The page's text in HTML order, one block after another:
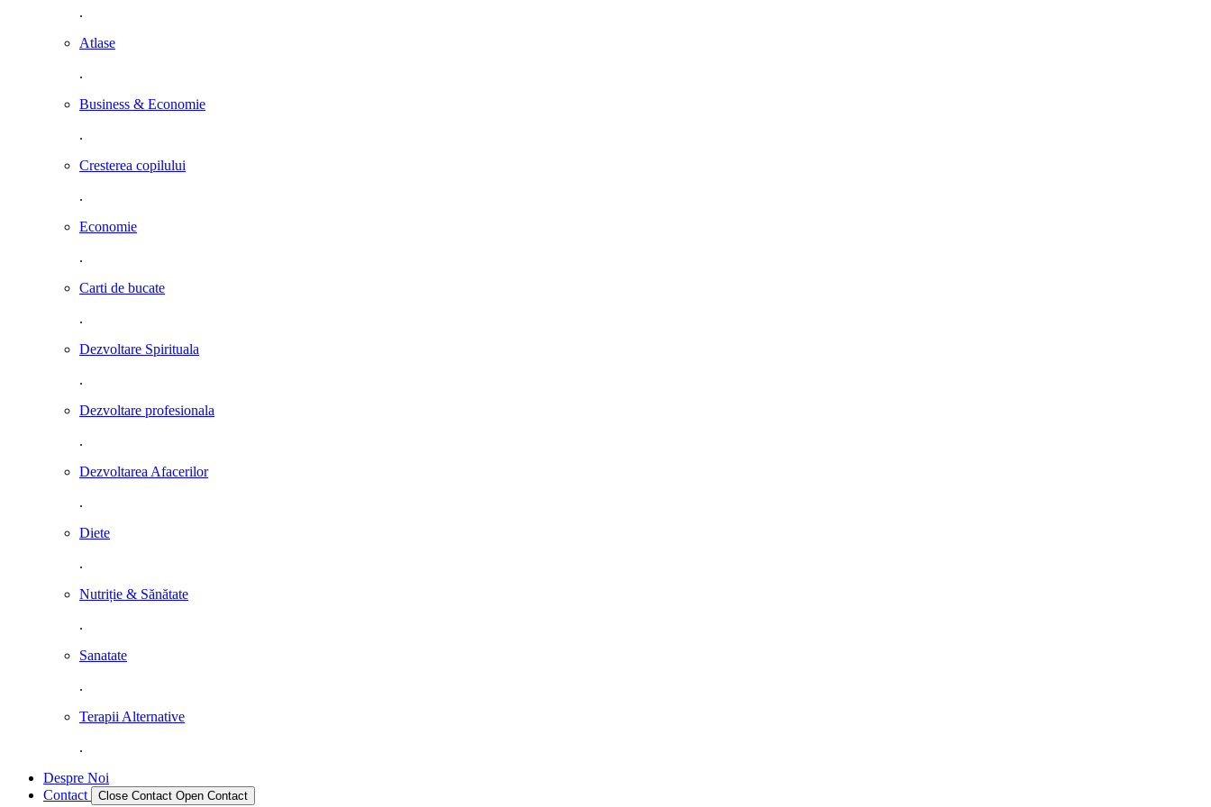
.
Atlase
.
Business & Economie
.
Cresterea copilului
.
Economie
.
Carti de bucate
.
Dezvoltare Spirituala
.
Dezvoltare profesionala
.
Dezvoltarea Afacerilor
.
Diete
.
Nutriție & Sănătate
.
Sanatate
.
Terapii Alternative
.
Despre Noi
Contact
Close Contact Open Contact